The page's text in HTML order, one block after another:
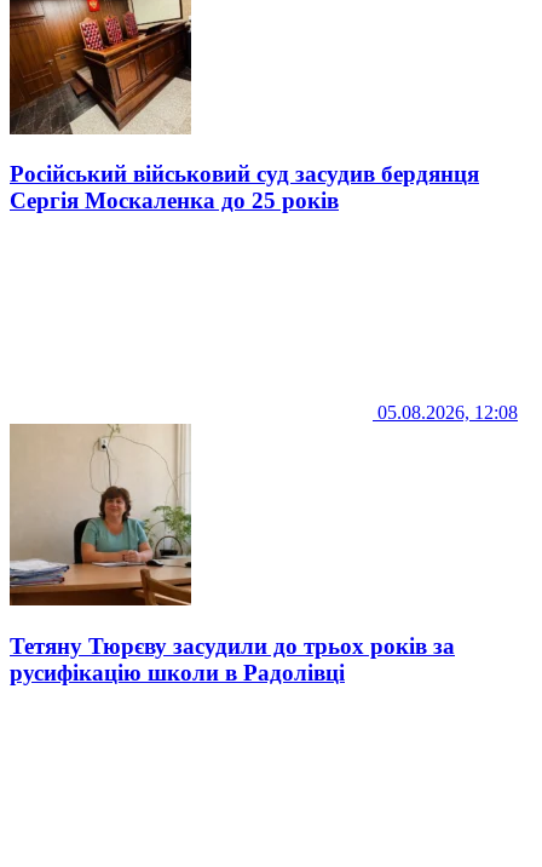
Російський військовий суд засудив бердянця
Сергія Москаленка до 25 років
05.08.2026, 12:08
Тетяну Тюрєву засудили до трьох років за
русифікацію школи в Радолівці